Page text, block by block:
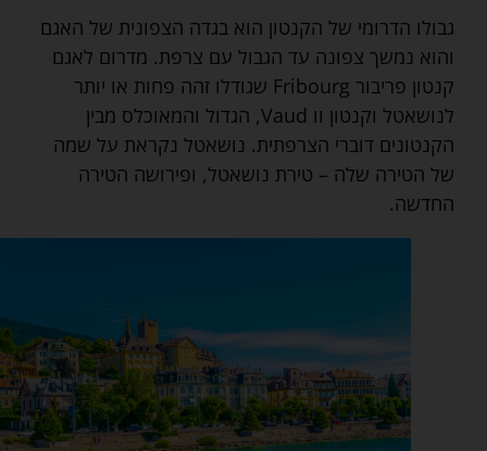
גבולו הדרומי של הקנטון הוא בגדה הצפונית של האגם
והוא נמשך צפונה עד הגבול עם צרפת. מדרום לאגם
קנטון פריבור Fribourg שגודלו זהה פחות או יותר
לנושאטל וקנטון וו Vaud, הגדול והמאוכלס מבין
הקנטונים דוברי הצרפתית. נושאטל נקראת על שמה
של הטירה שלה – טירת נושאטל, ופירושה הטירה
החדשה.